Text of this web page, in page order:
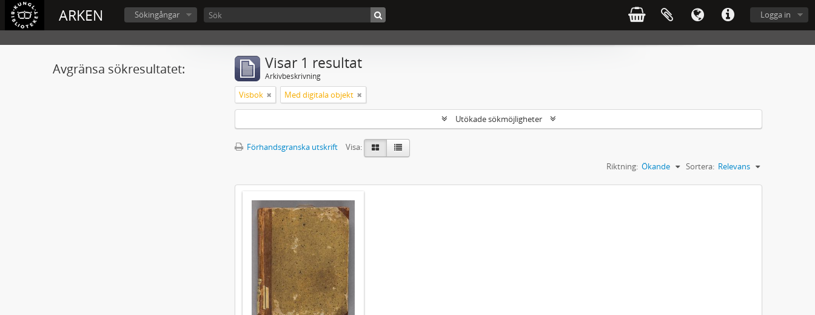
ARKEN Logga in
Sökingångar
Avgränsa sökresultatet: Visar 1 resultat
Arkivbeskrivning
Visbok Med digitala objekt
Utökade sökmöjligheter
Förhandsgranska utskrift
Visa:
Sortera: Relevans
Riktning: Ökande